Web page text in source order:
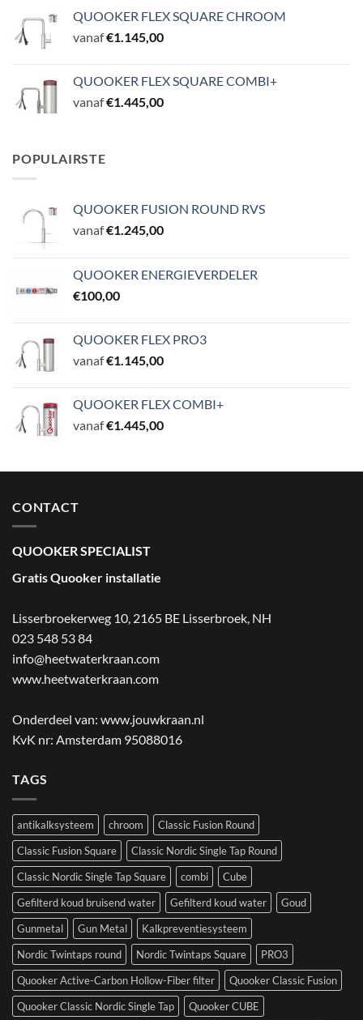
QUOOKER FLEX SQUARE CHROOM
vanaf€1.145,00
QUOOKER FLEX SQUARE COMBI+
vanaf€1.445,00
POPULAIRSTE
QUOOKER FUSION ROUND RVS
vanaf€1.245,00
QUOOKER ENERGIEVERDELER
€100,00
QUOOKER FLEX PRO3
vanaf€1.145,00
QUOOKER FLEX COMBI+
vanaf€1.445,00
CONTACT
QUOOKER SPECIALIST
Gratis Quooker installatie
Lisserbroekerweg 10, 2165 BE Lisserbroek, NH
023 548 53 84
info@heetwaterkraan.com
www.heetwaterkraan.com
Onderdeel van: www.jouwkraan.nl
KvK nr: Amsterdam 95088016
TAGS
antikalksysteem chroom
Classic Fusion Round
Classic Fusion Square
Classic Nordic Single Tap Round
Classic Nordic Single Tap Square
combi
Cube
Gefilterd koud bruisend water
Gefilterd koud water
Goud
Gunmetal
Gun Metal
Kalkpreventiesysteem
Nordic Twintaps round
Nordic Twintaps Square
PRO3
Quooker Active-Carbon Hollow-Fiber filter
Quooker Classic Fusion
Quooker Classic Nordic Single Tap
Quooker CUBE